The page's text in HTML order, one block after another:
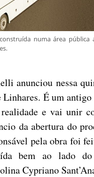
numa área
anunciou nessa
É um antigo
e vai unir
da abertura do
pela obra foi
bem ao lado
Cypriano